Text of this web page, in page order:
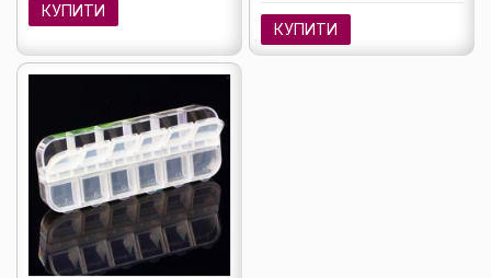
КУПИТИ
КУПИТИ